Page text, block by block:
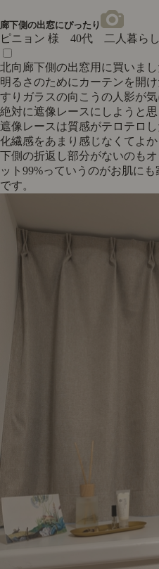
廊下側の出窓にぴったり
ピニョン 様 40代 二人暮らし
北向廊下側の出窓用に買いまし
明るさのためにカーテンを開け
すりガラスの向こうの人影が
絶対に遮像レースにしようと思
遮像レースは質感がテロテロ
化繊感をあまり感じなくてよか
下側の折返し部分がないのも
ット99%っていうのがお肌に
です。